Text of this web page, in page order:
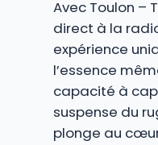
Avec Toulon –
direct à la
expérience
l’essence
capacité à
suspense du
plonge au